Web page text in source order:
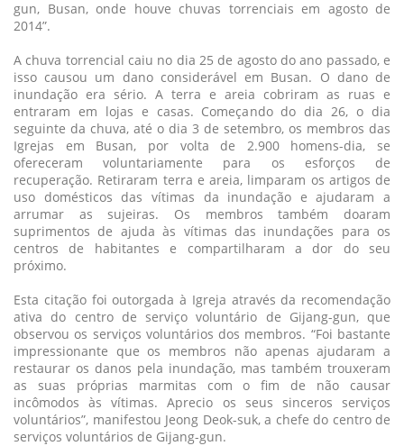
gun, Busan, onde houve chuvas torrenciais em agosto de
2014”.
A chuva torrencial caiu no dia 25 de agosto do ano passado, e
isso causou um dano considerável em Busan. O dano de
inundação era sério. A terra e areia cobriram as ruas e
entraram em lojas e casas. Começando do dia 26, o dia
seguinte da chuva, até o dia 3 de setembro, os membros das
Igrejas em Busan, por volta de 2.900 homens-dia, se
ofereceram voluntariamente para os esforços de
recuperação. Retiraram terra e areia, limparam os artigos de
uso domésticos das vítimas da inundação e ajudaram a
arrumar as sujeiras. Os membros também doaram
suprimentos de ajuda às vítimas das inundações para os
centros de habitantes e compartilharam a dor do seu
próximo.
Esta citação foi outorgada à Igreja através da recomendação
ativa do centro de serviço voluntário de Gijang-gun, que
observou os serviços voluntários dos membros. “Foi bastante
impressionante que os membros não apenas ajudaram a
restaurar os danos pela inundação, mas também trouxeram
as suas próprias marmitas com o fim de não causar
incômodos às vítimas. Aprecio os seus sinceros serviços
voluntários”, manifestou Jeong Deok-suk, a chefe do centro de
serviços voluntários de Gijang-gun.